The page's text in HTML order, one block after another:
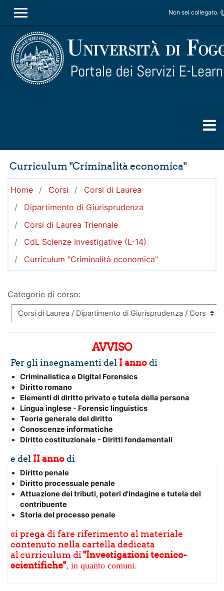
PANNELLO LATERALE
Non sei collegato. (
Curriculum "Criminalità economica"
Home Corsi
Corsi di Laurea
Dipartimento di Giurisprudenza
Corsi di Laurea Triennale
CdL Scienze Investigative (L-14)
Curriculum "Criminalità economica"
Categorie di corso:
AVVISO
Per gli insegnamenti del I annodi
Criminalistica e Digital Forensics
Diritto romano
Elementi di diritto privato e tutela della persona
Lingua inglese - Forensic linguistics
Teoria generale del diritto
Conoscenze informatiche
Diritto costituzionale - Diritti fondamentali
e del II annodi
Diritto penale
Diritto processuale penale
Attuazione dei tributi, poteri d'indagine e tutela del
contribuente
Storia del processo penale
si prega di fare riferimento al materiale
contenuto nella cartella dedicata
al curriculum di"Investigazioni tecnico-
scientifiche", in quanto comuni.